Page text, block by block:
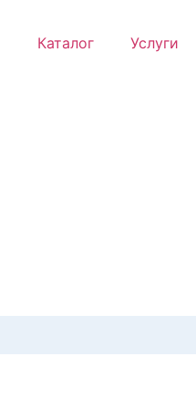
Каталог Услуги